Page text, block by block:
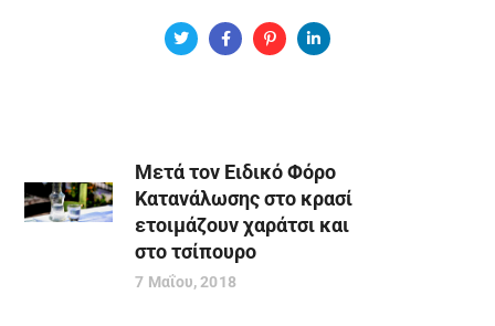
Μετά τον Ειδικό Φόρο
Κατανάλωσης στο κρασί
ετοιμάζουν χαράτσι και
στο τσίπουρο
7 Μαΐου, 2018